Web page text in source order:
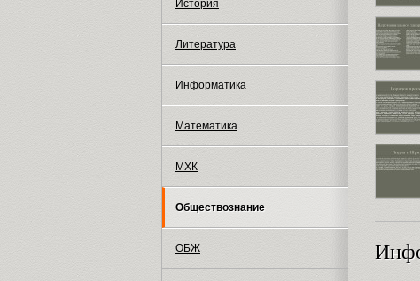
История
Литература
Информатика
Математика
МХК
Обществознание
ОБЖ